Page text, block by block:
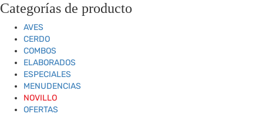
Categorías de producto
AVES
CERDO
COMBOS
ELABORADOS
ESPECIALES
MENUDENCIAS
NOVILLO
OFERTAS